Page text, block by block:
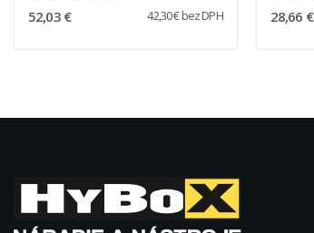
52,03 € 42,30 € bez DPH 28,66 €